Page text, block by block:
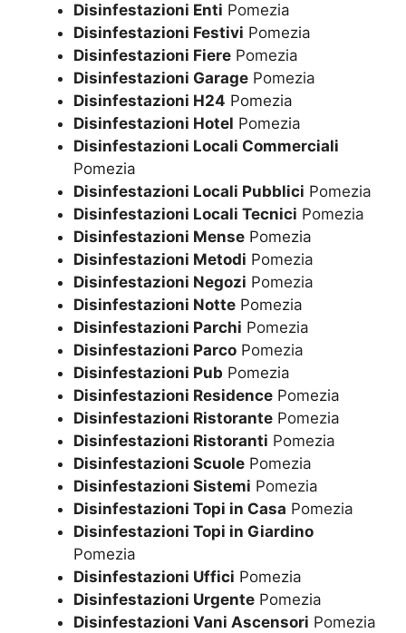
Disinfestazioni Enti Pomezia
Disinfestazioni Festivi Pomezia
Disinfestazioni Fiere Pomezia
Disinfestazioni Garage Pomezia
Disinfestazioni H24 Pomezia
Disinfestazioni Hotel Pomezia
Disinfestazioni Locali Commerciali
Pomezia
Disinfestazioni Locali Pubblici Pomezia
Disinfestazioni Locali Tecnici Pomezia
Disinfestazioni Mense Pomezia
Disinfestazioni Metodi Pomezia
Disinfestazioni Negozi Pomezia
Disinfestazioni Notte Pomezia
Disinfestazioni Parchi Pomezia
Disinfestazioni Parco Pomezia
Disinfestazioni Pub Pomezia
Disinfestazioni Residence Pomezia
Disinfestazioni Ristorante Pomezia
Disinfestazioni Ristoranti Pomezia
Disinfestazioni Scuole Pomezia
Disinfestazioni Sistemi Pomezia
Disinfestazioni Topi in Casa Pomezia
Disinfestazioni Topi in Giardino
Pomezia
Disinfestazioni Uffici Pomezia
Disinfestazioni Urgente Pomezia
Disinfestazioni Vani Ascensori Pomezia